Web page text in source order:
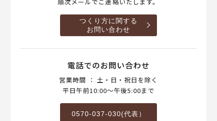
つくり方に関する
お問い合わせ
電話でのお問い合わせ
営業時間 ： 土・日・祝日を除く
平日午前10:00～午後5:00まで
0570-037-030(代表）